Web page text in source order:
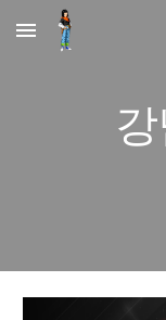
Skip to main content